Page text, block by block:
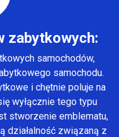
zabytkowych:
samochodów,
samochodu.
i chętnie poluje na
wyłącznie tego typu
stworzenie emblematu,
działalność związaną z